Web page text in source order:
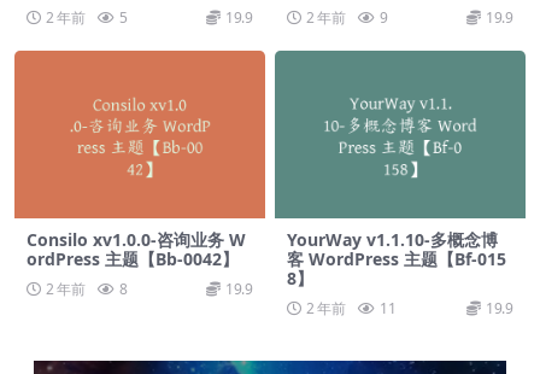
2 年前 5 19.9 2 年前 9 19.9
Consilo xv1.0.0-咨询业务 W
ordPress 主题【Bb-0042】
2 年前 8 19.9
YourWay v1.1.10-多概念博
客 WordPress 主题【Bf-015
8】
2 年前 11 19.9